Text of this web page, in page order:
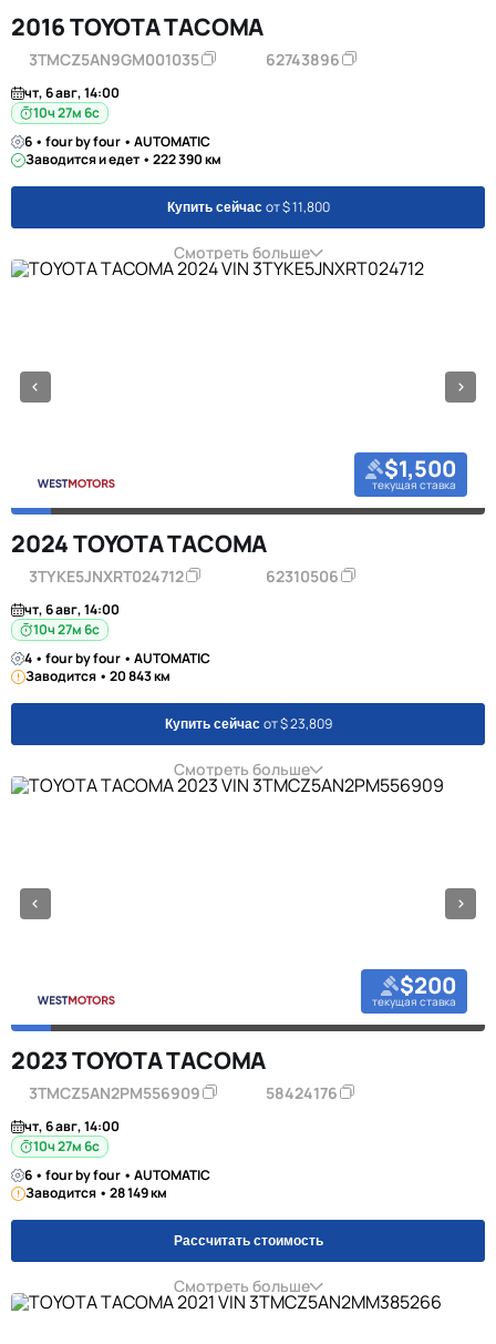
2016 TOYOTA TACOMA
3TMCZ5AN9GM001035 62743896
чт, 6 авг, 14:00
10ч 27м 5с
6 • four by four • AUTOMATIC
Заводится и едет • 222 390 км
Купить сейчас от $ 11,800
Смотреть больше
$1,500
текущая ставка
2024 TOYOTA TACOMA
3TYKE5JNXRT024712 62310506
чт, 6 авг, 14:00
10ч 27м 5с
4 • four by four • AUTOMATIC
Заводится • 20 843 км
Купить сейчас от $ 23,809
Смотреть больше
$200
текущая ставка
2023 TOYOTA TACOMA
3TMCZ5AN2PM556909 58424176
чт, 6 авг, 14:00
10ч 27м 5с
6 • four by four • AUTOMATIC
Заводится • 28 149 км
Рассчитать стоимость
Смотреть больше